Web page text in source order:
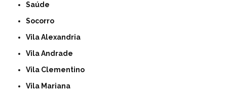
Saúde
Socorro
Vila Alexandria
Vila Andrade
Vila Clementino
Vila Mariana